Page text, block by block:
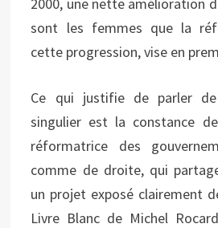
sont les femmes que la
cette progression, vise en
Ce qui justifie de parler
singulier est la constance
réformatrice des
comme de droite, qui
un projet exposé clairement
Livre Blanc de Michel